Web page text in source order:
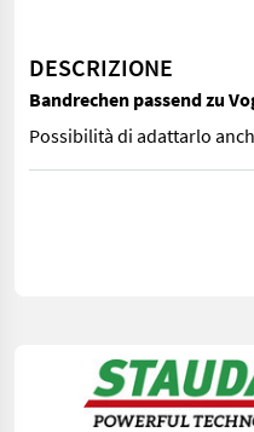
DESCRIZIONE
Bandrechen passend zu
Possibilità di adattarlo
Possibilità di adattarlo